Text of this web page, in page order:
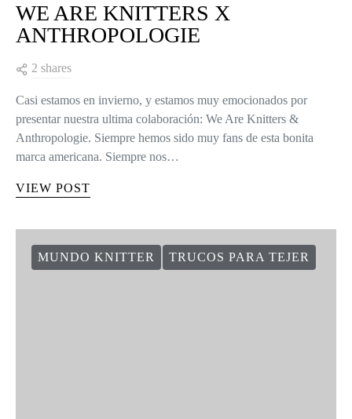
WE ARE KNITTERS X
ANTHROPOLOGIE
2 shares
Casi estamos en invierno, y estamos muy emocionados por
presentar nuestra ultima colaboración: We Are Knitters &
Anthropologie. Siempre hemos sido muy fans de esta bonita
marca americana. Siempre nos…
VIEW POST
MUNDO KNITTER TRUCOS PARA TEJER